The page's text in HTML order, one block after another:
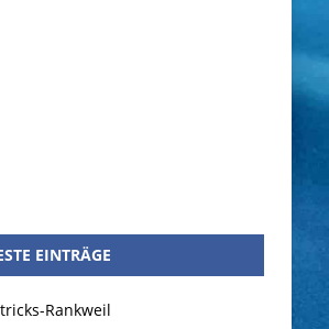
EINTRÄGE
Rankweil